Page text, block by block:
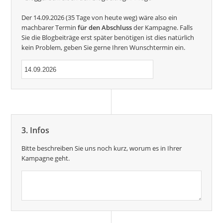
Der 14.09.2026 (35 Tage von heute weg) wäre also ein
machbarer Terminfür den Abschlussder Kampagne. Falls
Sie die Blogbeiträge erst später benötigen ist dies natürlich
kein Problem, geben Sie gerne Ihren Wunschtermin ein.
3. Infos
Bitte beschreiben Sie uns noch kurz, worum es in Ihrer
Kampagne geht.